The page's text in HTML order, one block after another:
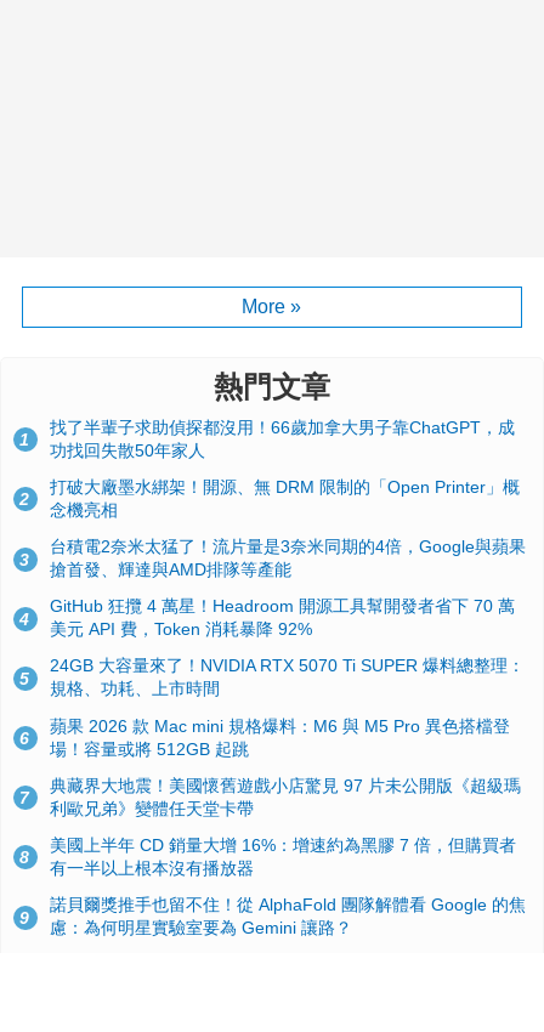
More »
熱門文章
1
找了半輩子求助偵探都沒用！66歲加拿大男子靠ChatGPT，成
功找回失散50年家人
2
打破大廠墨水綁架！開源、無 DRM 限制的「Open Printer」概
念機亮相
3
台積電2奈米太猛了！流片量是3奈米同期的4倍，Google與蘋果
搶首發、輝達與AMD排隊等產能
4
GitHub 狂攬 4 萬星！Headroom 開源工具幫開發者省下 70 萬
美元 API 費，Token 消耗暴降 92%
5
24GB 大容量來了！NVIDIA RTX 5070 Ti SUPER 爆料總整理：
規格、功耗、上市時間
6
蘋果 2026 款 Mac mini 規格爆料：M6 與 M5 Pro 異色搭檔登
場！容量或將 512GB 起跳
7
典藏界大地震！美國懷舊遊戲小店驚見 97 片未公開版《超級瑪
利歐兄弟》變體任天堂卡帶
8
美國上半年 CD 銷量大增 16%：增速約為黑膠 7 倍，但購買者
有一半以上根本沒有播放器
9
諾貝爾獎推手也留不住！從 AlphaFold 團隊解體看 Google 的焦
慮：為何明星實驗室要為 Gemini 讓路？